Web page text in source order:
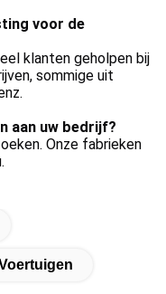
voor de
klanten geholpen bij
sommige uit
aan uw bedrijf?
Onze fabrieken